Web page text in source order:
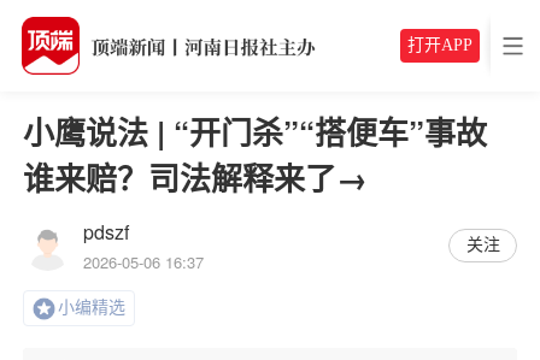
打开APP
小鹰说法 | “开门杀”“搭便车”事故
谁来赔？司法解释来了→
pdszf
2026-05-06 16:37
关注
小编精选